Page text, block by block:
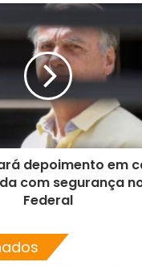
depoimento em
com segurança
Federal